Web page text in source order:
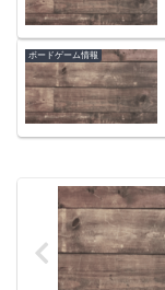
ボードゲーム情報